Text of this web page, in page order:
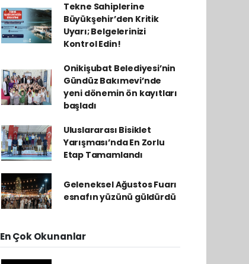
Tekne Sahiplerine
Büyükşehir’den Kritik
Uyarı; Belgelerinizi
Kontrol Edin!
Onikişubat Belediyesi’nin
Gündüz Bakımevi’nde
yeni dönemin ön kayıtları
başladı
Uluslararası Bisiklet
Yarışması’nda En Zorlu
Etap Tamamlandı
Geleneksel Ağustos Fuarı
esnafın yüzünü güldürdü
En Çok Okunanlar